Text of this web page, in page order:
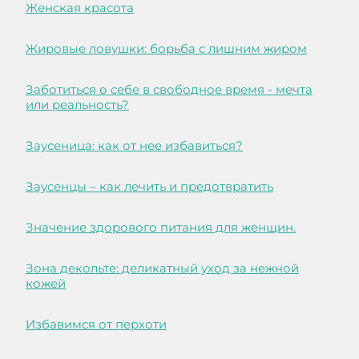
Женская красота
Жировые ловушки: борьба с лишним жиром
Заботиться о себе в свободное время - мечта
или реальность?
Заусеница: как от нее избавиться?
Заусенцы – как лечить и предотвратить
Значение здорового питания для женщин.
Зона декольте: деликатный уход за нежной
кожей
Избавимся от перхоти